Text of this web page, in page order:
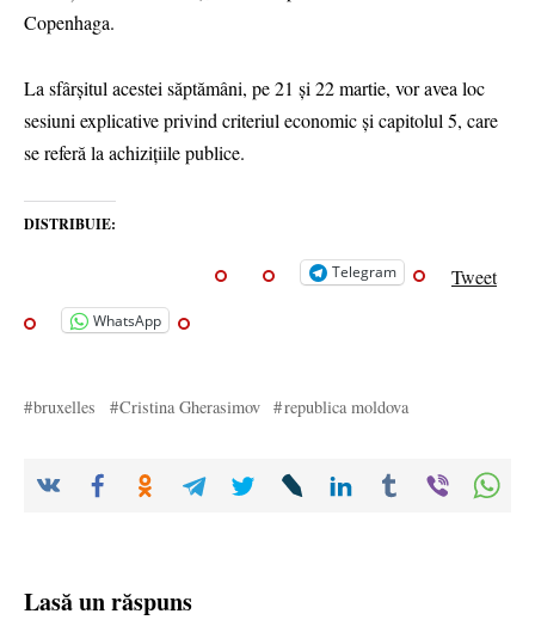
Copenhaga.
La sfârșitul acestei săptămâni, pe 21 și 22 martie, vor avea loc
sesiuni explicative privind criteriul economic și capitolul 5, care
se referă la achizițiile publice.
DISTRIBUIE:
Telegram Tweet
WhatsApp
bruxelles Cristina Gherasimov republica moldova
Lasă un răspuns